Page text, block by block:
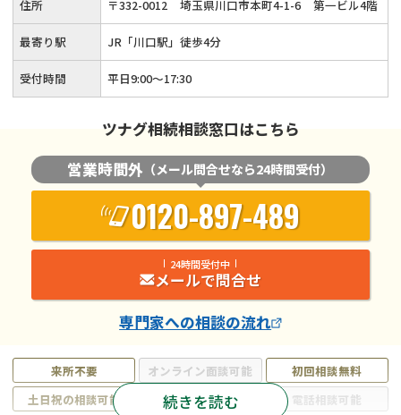
来所不要 オンライン面談可能
初回相談無料
土日祝の相談可能
19時以降電話可能
電話相談可能
続きを読む
住所 〒332-0012 埼玉県川口市本町4-1-6 第一ビル4階
最寄り駅 JR「川口駅」徒歩4分
受付時間 平日9:00～17:30
ツナグ相続相談窓口はこちら
営業時間外 （メール問合せなら24時間受付）
0120-897-489
24時間受付中
メールで問合せ
専門家への相談の流れ